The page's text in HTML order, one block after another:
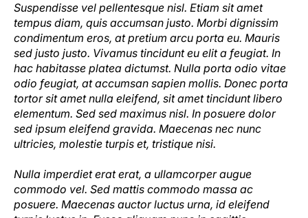
Suspendisse vel pellentesque nisl. Etiam sit amet
tempus diam, quis accumsan justo. Morbi dignissim
condimentum eros, at pretium arcu porta eu. Mauris
sed justo justo. Vivamus tincidunt eu elit a feugiat. In
hac habitasse platea dictumst. Nulla porta odio vitae
odio feugiat, at accumsan sapien mollis. Donec porta
tortor sit amet nulla eleifend, sit amet tincidunt libero
elementum. Sed sed maximus nisl. In posuere dolor
sed ipsum eleifend gravida. Maecenas nec nunc
ultricies, molestie turpis et, tristique nisi.
Nulla imperdiet erat erat, a ullamcorper augue
commodo vel. Sed mattis commodo massa ac
posuere. Maecenas auctor luctus urna, id eleifend